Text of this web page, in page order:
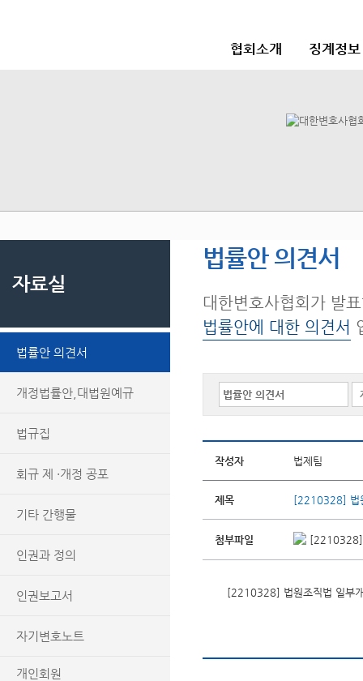
협회소개 징계정
자료실
법률안 의견서
개정법률안,대법원예규
법규집
회규 제 ·개정 공포
기타 간행물
인권과 정의
인권보고서
자기변호노트
개인회원
법률안 의견서
대한변호사협회가 발
법률안에 대한 의견서
작성자 법제팀
제목 [2210328] 법
첨부파일 [2210328]
[2210328] 법원조직법 일부